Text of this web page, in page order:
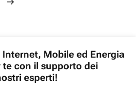
Mobile ed Energia
te con il supporto dei
esperti!